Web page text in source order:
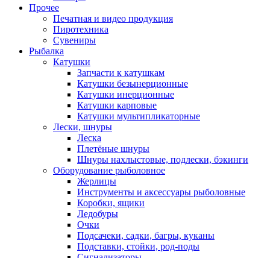
Прочее
Печатная и видео продукция
Пиротехника
Сувениры
Рыбалка
Катушки
Запчасти к катушкам
Катушки безынерционные
Катушки инерционные
Катушки карповые
Катушки мультипликаторные
Лески, шнуры
Леска
Плетёные шнуры
Шнуры нахлыстовые, подлески, бэкинги
Оборудование рыболовное
Жерлицы
Инструменты и аксессуары рыболовные
Коробки, ящики
Ледобуры
Очки
Подсачеки, садки, багры, куканы
Подставки, стойки, род-поды